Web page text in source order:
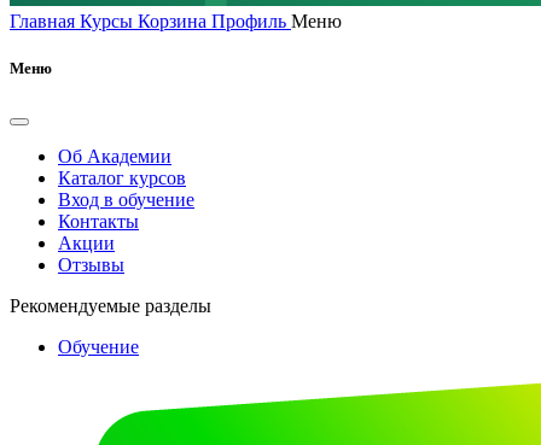
Главная Курсы Корзина Профиль Меню
Меню
Об Академии
Каталог курсов
Вход в обучение
Контакты
Акции
Отзывы
Рекомендуемые разделы
Обучение